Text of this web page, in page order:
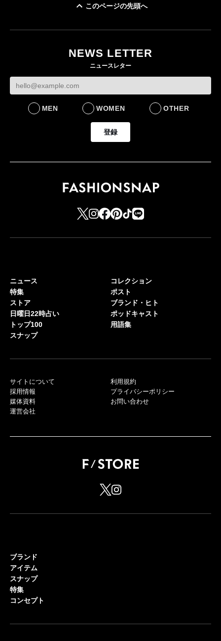
このページの先頭へ
NEWS LETTER
ニュースレター
MEN WOMEN OTHER
登録
ニュース
特集
ストア
日曜日22時占い
トップ100
スナップ
コレクション
ポスト
ブランド・ヒト
ポッドキャスト
用語集
サイトについて
採用情報
媒体資料
運営会社
利用規約
プライバシーポリシー
お問い合わせ
ブランド
アイテム
スナップ
特集
コンセプト